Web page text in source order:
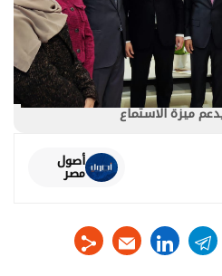
ميزة الاستماع
أصول
مصر
telegram
linkedin